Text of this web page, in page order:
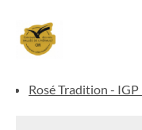
Rosé Tradition -